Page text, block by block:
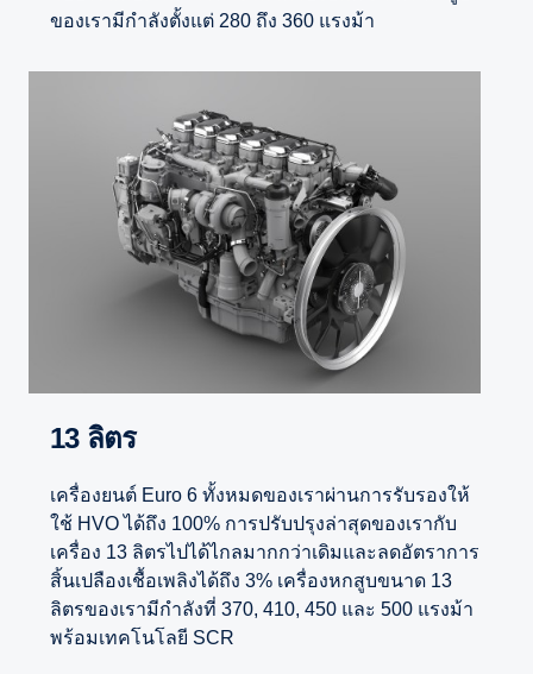
ของเรามีกำลังตั้งแต่ 280 ถึง 360 แรงม้า
13 ลิตร
เครื่องยนต์ Euro 6 ทั้งหมดของเราผ่านการรับรองให้
ใช้ HVO ได้ถึง 100% การปรับปรุงล่าสุดของเรากับ
เครื่อง 13 ลิตรไปได้ไกลมากกว่าเดิมและลดอัตราการ
สิ้นเปลืองเชื้อเพลิงได้ถึง 3% เครื่องหกสูบขนาด 13
ลิตรของเรามีกำลังที่ 370, 410, 450 และ 500 แรงม้า
พร้อมเทคโนโลยี SCR